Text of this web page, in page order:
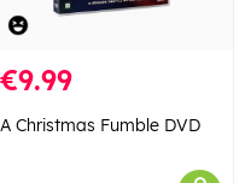
€9.99
A Christmas Fumble DVD